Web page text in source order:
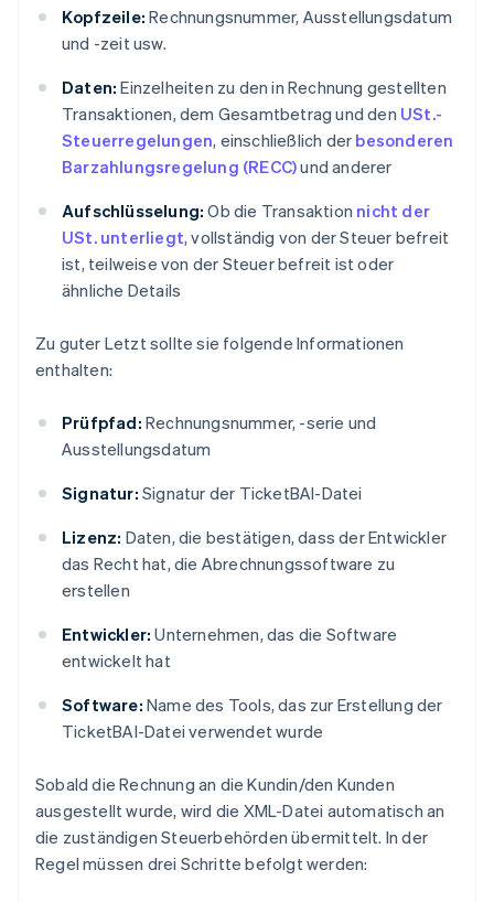
Kopfzeile: Rechnungsnummer, Ausstellungsdatum
und -zeit usw.
Daten: Einzelheiten zu den in Rechnung gestellten
Transaktionen, dem Gesamtbetrag und den USt.-
Steuerregelungen, einschließlich der besonderen
Barzahlungsregelung (RECC)und anderer
Aufschlüsselung: Ob die Transaktion nicht der
USt. unterliegt, vollständig von der Steuer befreit
ist, teilweise von der Steuer befreit ist oder
ähnliche Details
Zu guter Letzt sollte sie folgende Informationen
enthalten:
Prüfpfad: Rechnungsnummer, -serie und
Ausstellungsdatum
Signatur: Signatur der TicketBAI-Datei
Lizenz: Daten, die bestätigen, dass der Entwickler
das Recht hat, die Abrechnungssoftware zu
erstellen
Entwickler: Unternehmen, das die Software
entwickelt hat
Software: Name des Tools, das zur Erstellung der
TicketBAI-Datei verwendet wurde
Sobald die Rechnung an die Kundin/den Kunden
ausgestellt wurde, wird die XML-Datei automatisch an
die zuständigen Steuerbehörden übermittelt. In der
Regel müssen drei Schritte befolgt werden: